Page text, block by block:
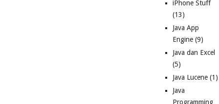
iPhone Stuff
(13)
Java App
Engine (9)
Java dan Excel
(5)
Java Lucene (1)
Java
Programming